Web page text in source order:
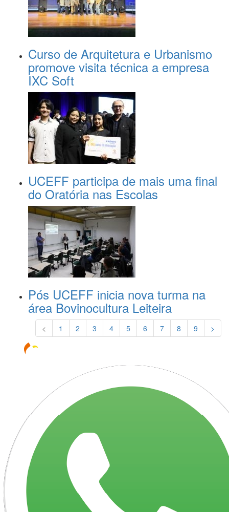
Curso de Arquitetura e Urbanismo
promove visita técnica a empresa
IXC Soft
UCEFF participa de mais uma final
do Oratória nas Escolas
Pós UCEFF inicia nova turma na
área Bovinocultura Leiteira
< 1 2 3 4 5 6 7 8 9 >